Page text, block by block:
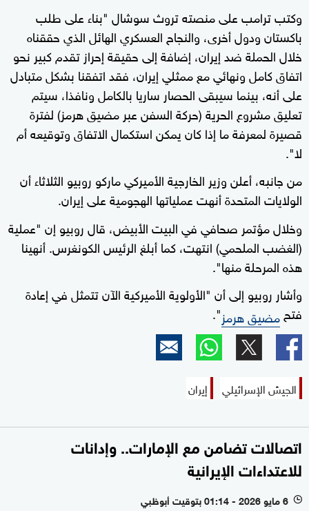
وكتب ترامب على منصته تروث سوشال "بناء على طلب
باكستان ودول أخرى، والنجاح العسكري الهائل الذي حققناه
خلال الحملة ضد إيران، إضافة إلى حقيقة إحراز تقدم كبير نحو
اتفاق كامل ونهائي مع ممثلي إيران، فقد اتفقنا بشكل متبادل
على أنه، بينما سيبقى الحصار ساريا بالكامل ونافذا، سيتم
تعليق مشروع الحرية (حركة السفن عبر مضيق هرمز) لفترة
قصيرة لمعرفة ما إذا كان يمكن استكمال الاتفاق وتوقيعه أم
لا".
من جانبه، أعلن وزير الخارجية الأميركي ماركو روبيو الثلاثاء أن
الولايات المتحدة أنهت عملياتها الهجومية على إيران.
وخلال مؤتمر صحافي في البيت الأبيض، قال روبيو إن "عملية
(الغضب الملحمي) انتهت، كما أبلغ الرئيس الكونغرس. أنهينا
هذه المرحلة منها".
وأشار روبيو إلى أن "الأولوية الأميركية الآن تتمثل في إعادة
فتحمضيق هرمز".
الجيش الإسرائيلي إيران
اتصالات تضامن مع الإمارات.. وإدانات
للاعتداءات الإيرانية
l 6 مايو 2026 - 01:14 بتوقيت أبوظبي